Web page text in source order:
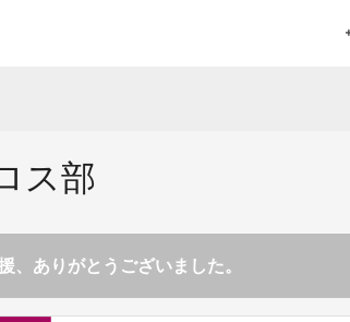
ス部
、ありがとうございました。